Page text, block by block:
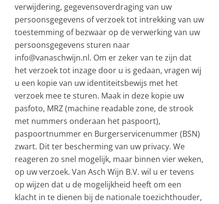
verwijdering, gegevensoverdraging van uw
persoonsgegevens of verzoek tot intrekking van uw
toestemming of bezwaar op de verwerking van uw
persoonsgegevens sturen naar
info@vanaschwijn.nl. Om er zeker van te zijn dat
het verzoek tot inzage door u is gedaan, vragen wij
u een kopie van uw identiteitsbewijs met het
verzoek mee te sturen. Maak in deze kopie uw
pasfoto, MRZ (machine readable zone, de strook
met nummers onderaan het paspoort),
paspoortnummer en Burgerservicenummer (BSN)
zwart. Dit ter bescherming van uw privacy. We
reageren zo snel mogelijk, maar binnen vier weken,
op uw verzoek. Van Asch Wijn B.V. wil u er tevens
op wijzen dat u de mogelijkheid heeft om een
klacht in te dienen bij de nationale toezichthouder,